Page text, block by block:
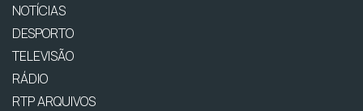
NOTÍCIAS
DESPORTO
TELEVISÃO
RÁDIO
RTP ARQUIVOS